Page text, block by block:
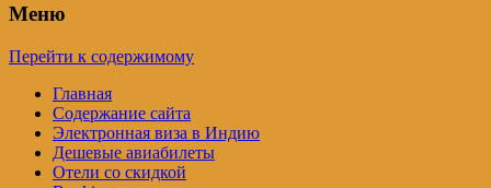
Меню
Перейти к содержимому
Главная
Содержание сайта
Электронная виза в Индию
Дешевые авиабилеты
Отели со скидкой